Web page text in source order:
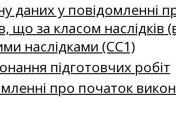
даних у повідомленні
що за класом наслідків
наслідками (СС1)
підготовчих робіт
про початок